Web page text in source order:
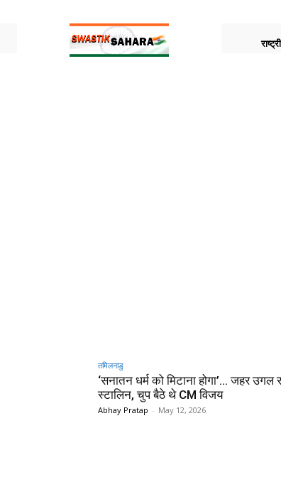
तमिलनाडु
‘सनातन धर्म को मिटाना होगा’… जहर उगल
स्टालिन, चुप बैठे थे CM विजय
Abhay Pratap - May 12, 2026